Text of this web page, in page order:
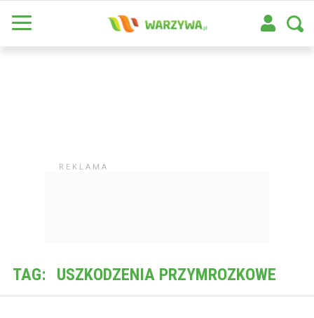
TAG: USZKODZENIA PRZYMROZKOWE